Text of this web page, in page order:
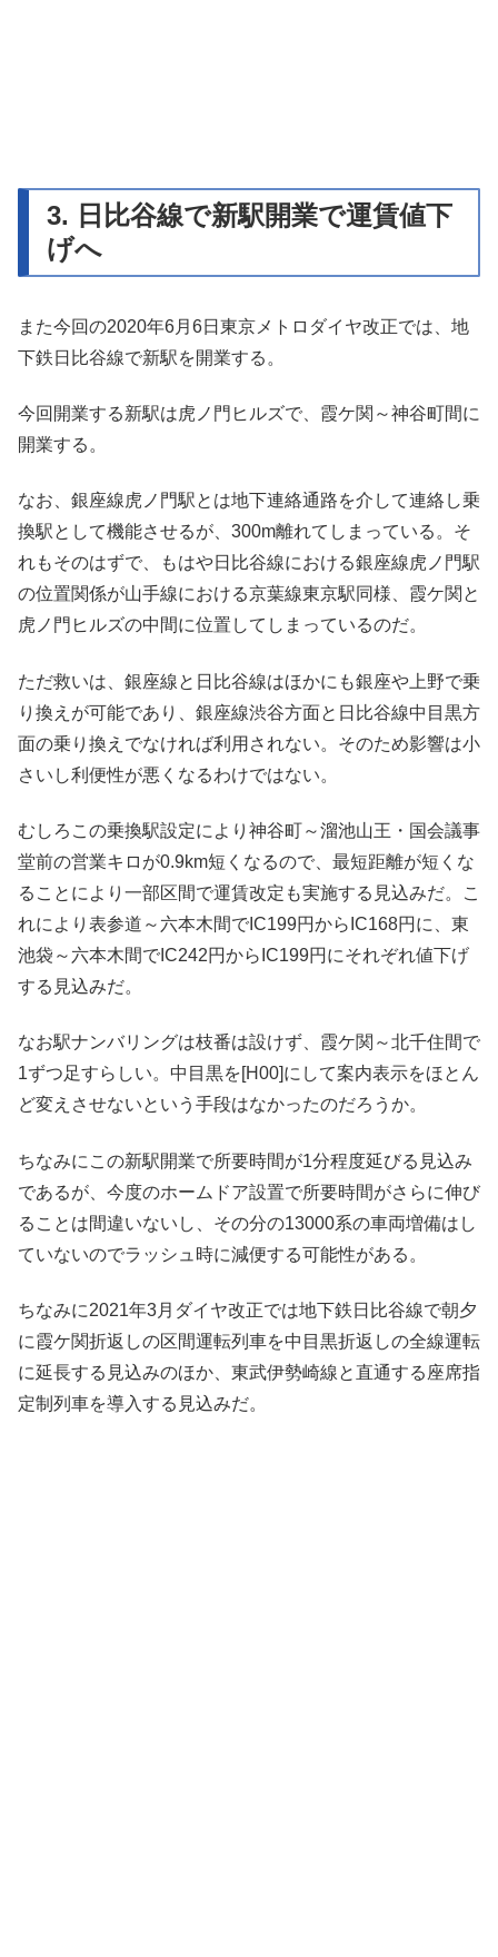
3. 日比谷線で新駅開業で運賃値下
げへ
また今回の2020年6月6日東京メトロダイヤ改正では、地
下鉄日比谷線で新駅を開業する。
今回開業する新駅は虎ノ門ヒルズで、霞ケ関～神谷町間に
開業する。
なお、銀座線虎ノ門駅とは地下連絡通路を介して連絡し乗
換駅として機能させるが、300m離れてしまっている。そ
れもそのはずで、もはや日比谷線における銀座線虎ノ門駅
の位置関係が山手線における京葉線東京駅同様、霞ケ関と
虎ノ門ヒルズの中間に位置してしまっているのだ。
ただ救いは、銀座線と日比谷線はほかにも銀座や上野で乗
り換えが可能であり、銀座線渋谷方面と日比谷線中目黒方
面の乗り換えでなければ利用されない。そのため影響は小
さいし利便性が悪くなるわけではない。
むしろこの乗換駅設定により神谷町～溜池山王・国会議事
堂前の営業キロが0.9km短くなるので、最短距離が短くな
ることにより一部区間で運賃改定も実施する見込みだ。こ
れにより表参道～六本木間でIC199円からIC168円に、東
池袋～六本木間でIC242円からIC199円にそれぞれ値下げ
する見込みだ。
なお駅ナンバリングは枝番は設けず、霞ケ関～北千住間で
1ずつ足すらしい。中目黒を[H00]にして案内表示をほとん
ど変えさせないという手段はなかったのだろうか。
ちなみにこの新駅開業で所要時間が1分程度延びる見込み
であるが、今度のホームドア設置で所要時間がさらに伸び
ることは間違いないし、その分の13000系の車両増備はし
ていないのでラッシュ時に減便する可能性がある。
ちなみに2021年3月ダイヤ改正では地下鉄日比谷線で朝夕
に霞ケ関折返しの区間運転列車を中目黒折返しの全線運転
に延長する見込みのほか、東武伊勢崎線と直通する座席指
定制列車を導入する見込みだ。